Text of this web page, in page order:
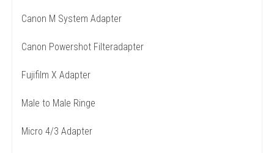
Canon M System Adapter
Canon Powershot Filteradapter
Fujifilm X Adapter
Male to Male Ringe
Micro 4/3 Adapter